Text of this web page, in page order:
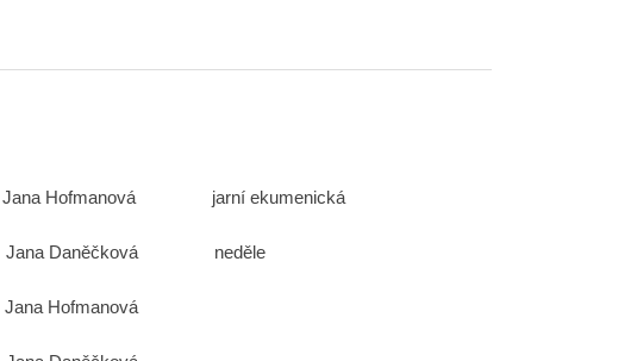
Hofmanová jarní ekumenická
neděle